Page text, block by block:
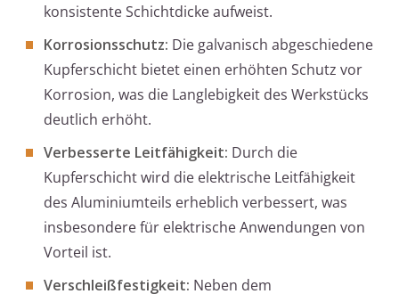
konsistente Schichtdicke aufweist.
Korrosionsschutz: Die galvanisch abgeschiedene
Kupferschicht bietet einen erhöhten Schutz vor
Korrosion, was die Langlebigkeit des Werkstücks
deutlich erhöht.
Verbesserte Leitfähigkeit: Durch die
Kupferschicht wird die elektrische Leitfähigkeit
des Aluminiumteils erheblich verbessert, was
insbesondere für elektrische Anwendungen von
Vorteil ist.
Verschleißfestigkeit: Neben dem